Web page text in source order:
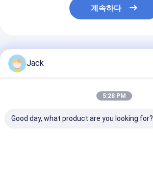
계속하다
추천된 제품
Jack
5:28 PM
Good day, what product are you looking for?